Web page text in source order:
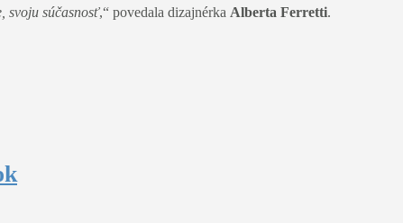
svoju súčasnosť,“ povedala dizajnérka Alberta Ferretti.